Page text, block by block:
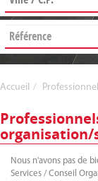
Accueil
Nous n'avons pas de
Services / Conseil